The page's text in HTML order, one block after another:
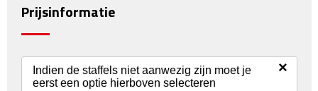
USB autoladers
Veiligheidssets
Prijsinformatie
Indien de staffels niet aanwezig zijn moet je
eerst een optie hierboven selecteren
×